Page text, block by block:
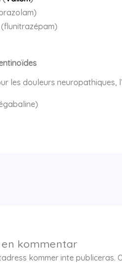
les douleurs neuropathiques,
kommentar
kommer inte publiceras.